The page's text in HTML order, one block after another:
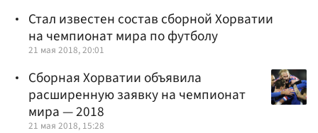
Стал известен состав сборной Хорватии
на чемпионат мира по футболу
21 мая 2018, 20:01
Сборная Хорватии объявила
расширенную заявку на чемпионат
мира — 2018
21 мая 2018, 15:28